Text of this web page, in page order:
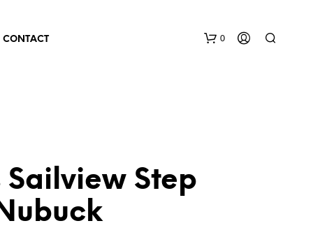
CONTACT 0
Sailview Step